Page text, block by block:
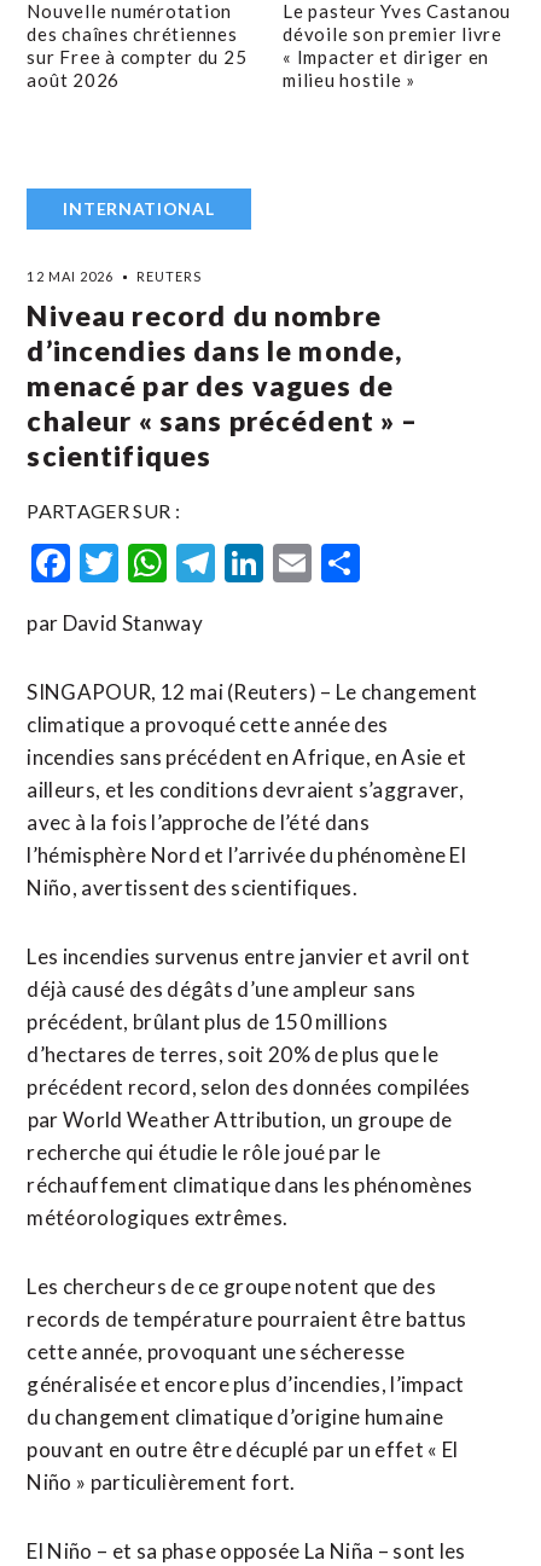
Nouvelle numérotation
des chaînes chrétiennes
sur Free à compter du 25
août 2026
Le pasteur Yves Castanou
dévoile son premier livre
« Impacter et diriger en
milieu hostile »
INTERNATIONAL
12 MAI 2026 REUTERS
Niveau record du nombre
d’incendies dans le monde,
menacé par des vagues de
chaleur « sans précédent » –
scientifiques
PARTAGER SUR :
Facebook
Twitter
WhatsApp
Telegram
LinkedIn
Email
par David Stanway
SINGAPOUR, 12 mai (Reuters) – Le changement
climatique a provoqué cette année des
incendies sans précédent en Afrique, en Asie et
ailleurs, et les conditions devraient s’aggraver,
avec à la fois l’approche de l’été dans
l’hémisphère Nord et l’arrivée du phénomène El
Niño, avertissent des scientifiques.
Les incendies survenus entre janvier et avril ont
déjà causé des dégâts d’une ampleur sans
précédent, brûlant plus ​de 150 millions
‌d’hectares de terres, soit 20% de plus que le
précédent record, ​selon des données compilées
⁠par World Weather Attribution, un groupe de
recherche qui étudie le rôle joué par le
‌réchauffement climatique dans les phénomènes
‌météorologiques extrêmes.
Les chercheurs de ce groupe notent que des
records de température pourraient être battus
cette année, provoquant une sécheresse
généralisée et encore plus d’incendies, l’impact
du changement climatique d’origine humaine
pouvant en outre être décuplé par un ​effet « El
Niño » particulièrement fort.
El Niño – et sa phase opposée La Niña – sont les